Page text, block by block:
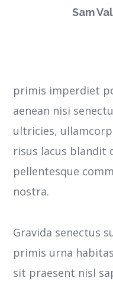
Sam
primis imperdiet
aenean nisi
ultricies,
risus lacus blandit
pellentesque
nostra.
Gravida senectus
primis urna
sit praesent nisl